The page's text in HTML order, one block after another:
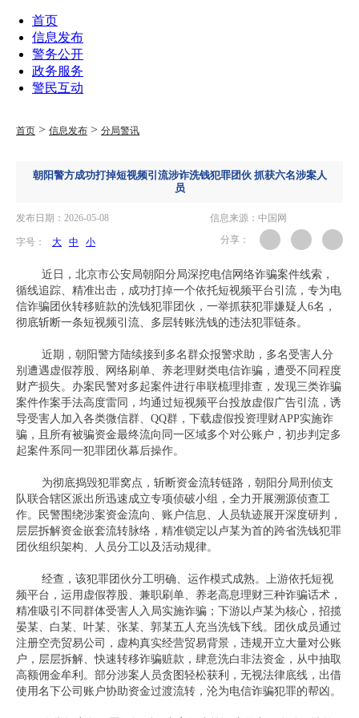
首页
信息发布
警务公开
政务服务
警民互动
首页 > 信息发布 > 分局警讯
朝阳警方成功打掉短视频引流涉诈洗钱犯罪团伙 抓获六名涉案人
员
发布日期：2026-05-08 信息来源：中国网
字号： 大 中 小 分享：
近日，北京市公安局朝阳分局深挖电信网络诈骗案件线索，
循线追踪、精准出击，成功打掉一个依托短视频平台引流，专为电
信诈骗团伙转移赃款的洗钱犯罪团伙，一举抓获犯罪嫌疑人6名，
彻底斩断一条短视频引流、多层转账洗钱的违法犯罪链条。
近期，朝阳警方陆续接到多名群众报警求助，多名受害人分
别遭遇虚假荐股、网络刷单、养老理财类电信诈骗，遭受不同程度
财产损失。办案民警对多起案件进行串联梳理排查，发现三类诈骗
案件作案手法高度雷同，均通过短视频平台投放虚假广告引流，诱
导受害人加入各类微信群、QQ群，下载虚假投资理财APP实施诈
骗，且所有被骗资金最终流向同一区域多个对公账户，初步判定多
起案件系同一犯罪团伙幕后操作。
为彻底捣毁犯罪窝点，斩断资金流转链路，朝阳分局刑侦支
队联合辖区派出所迅速成立专项侦破小组，全力开展溯源侦查工
作。民警围绕涉案资金流向、账户信息、人员轨迹展开深度研判，
层层拆解资金嵌套流转脉络，精准锁定以卢某为首的跨省洗钱犯罪
团伙组织架构、人员分工以及活动规律。
经查，该犯罪团伙分工明确、运作模式成熟。上游依托短视
频平台，运用虚假荐股、兼职刷单、养老高息理财三种诈骗话术，
精准吸引不同群体受害人入局实施诈骗；下游以卢某为核心，招揽
晏某、白某、叶某、张某、郭某五人充当洗钱下线。团伙成员通过
注册空壳贸易公司，虚构真实经营贸易背景，违规开立大量对公账
户，层层拆解、快速转移诈骗赃款，肆意洗白非法资金，从中抽取
高额佣金牟利。部分涉案人员贪图轻松获利，无视法律底线，出借
使用名下公司账户协助资金过渡流转，沦为电信诈骗犯罪的帮凶。